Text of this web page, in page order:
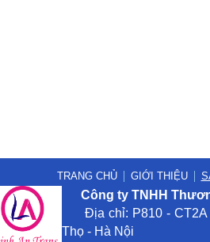
TRANG CHỦ GIỚI THIỆU
Công ty TNHH
Địa chỉ: P810 - CT2A
Thọ - Hà Nội